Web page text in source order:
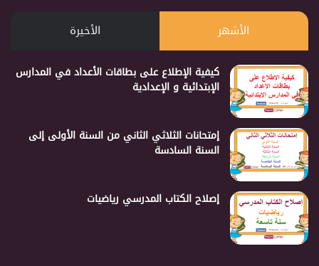
الأشهر الأخيرة
كيفية الإطلاع على بطاقات الأعداد في المدارس
الإبتدائية و الإعدادية
إمتحانات الثلاثي الثاني من السنة الأولى إلى
السنة السادسة
إصلاح الكتاب المدرسي رياضيات